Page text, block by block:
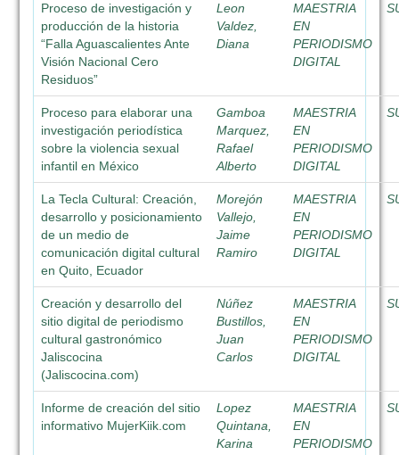
Proceso de investigación y
producción de la historia
“Falla Aguascalientes Ante
Visión Nacional Cero
Residuos”
Leon
Valdez,
Diana
MAESTRIA
EN
PERIODISMO
DIGITAL
Proceso para elaborar una
investigación periodística
sobre la violencia sexual
infantil en México
Gamboa
Marquez,
Rafael
Alberto
MAESTRIA
EN
PERIODISMO
DIGITAL
La Tecla Cultural: Creación,
desarrollo y posicionamiento
de un medio de
comunicación digital cultural
en Quito, Ecuador
Morejón
Vallejo,
Jaime
Ramiro
MAESTRIA
EN
PERIODISMO
DIGITAL
Creación y desarrollo del
sitio digital de periodismo
cultural gastronómico
Jaliscocina
(Jaliscocina.com)
Núñez
Bustillos,
Juan
Carlos
MAESTRIA
EN
PERIODISMO
DIGITAL
Informe de creación del sitio
informativo MujerKiik.com
Lopez
Quintana,
Karina
MAESTRIA
EN
PERIODISMO